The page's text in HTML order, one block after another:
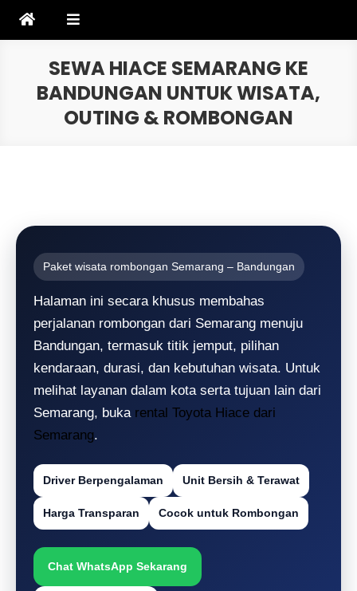
SEWA HIACE SEMARANG KE
BANDUNGAN UNTUK WISATA,
OUTING & ROMBONGAN
Paket wisata rombongan Semarang – Bandungan
Halaman ini secara khusus membahas
perjalanan rombongan dari Semarang menuju
Bandungan, termasuk titik jemput, pilihan
kendaraan, durasi, dan kebutuhan wisata. Untuk
melihat layanan dalam kota serta tujuan lain dari
Semarang, buka rental Toyota Hiace dari
Semarang.
Driver Berpengalaman Unit Bersih & Terawat
Harga Transparan Cocok untuk Rombongan
Chat WhatsApp Sekarang